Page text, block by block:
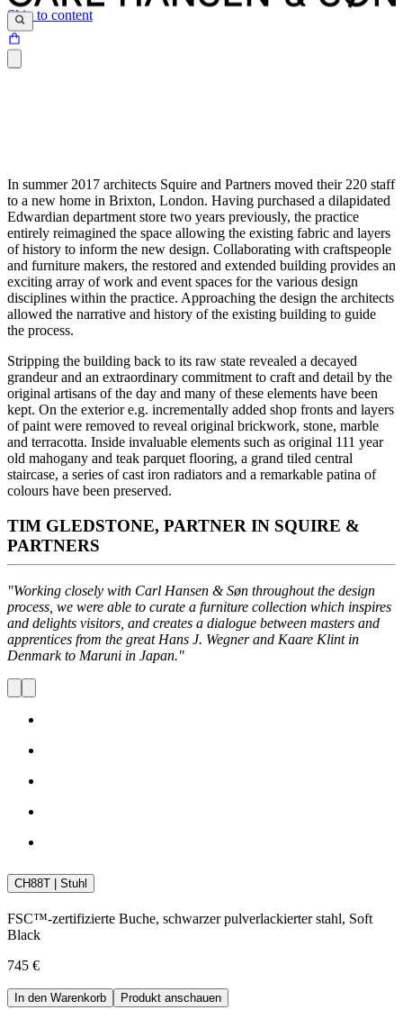
Skip to content
In summer 2017 architects Squire and Partners moved their 220 staff
to a new home in Brixton, London. Having purchased a dilapidated
Edwardian department store two years previously, the practice
entirely reimagined the space allowing the existing fabric and layers
of history to inform the new design. Collaborating with craftspeople
and furniture makers, the restored and extended building provides an
exciting array of work and event spaces for the various design
disciplines within the practice. Approaching the design the architects
allowed the narrative and history of the existing building to guide
the process.
Stripping the building back to its raw state revealed a decayed
grandeur and an extraordinary commitment to craft and detail by the
original artisans of the day and many of these elements have been
kept. On the exterior e.g. incrementally added shop fronts and layers
of paint were removed to reveal original brickwork, stone, marble
and terracotta. Inside invaluable elements such as original 111 year
old mahogany and teak parquet flooring, a grand tiled central
staircase, a series of cast iron radiators and a remarkable patina of
colours have been preserved.
TIM GLEDSTONE, PARTNER IN SQUIRE &
PARTNERS
"Working closely with Carl Hansen & Søn throughout the design
process, we were able to curate a furniture collection which inspires
and delights visitors, and creates a dialogue between masters and
apprentices from the great Hans J. Wegner and Kaare Klint in
Denmark to Maruni in Japan."
CH88T | Stuhl
FSC™-zertifizierte Buche, schwarzer pulverlackierter stahl, Soft
Black
745 €
In den Warenkorb Produkt anschauen